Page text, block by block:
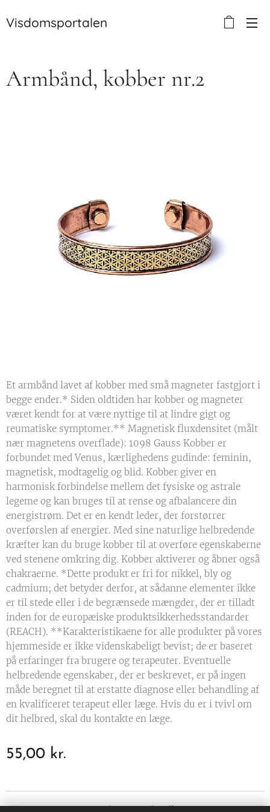
Visdomsportalen
Armbånd, kobber nr.2
Et armbånd lavet af kobber med små magneter fastgjort i
begge ender.* Siden oldtiden har kobber og magneter
været kendt for at være nyttige til at lindre gigt og
reumatiske symptomer.** Magnetisk fluxdensitet (målt
nær magnetens overflade): 1098 Gauss Kobber er
forbundet med Venus, kærlighedens gudinde: feminin,
magnetisk, modtagelig og blid. Kobber giver en
harmonisk forbindelse mellem det fysiske og astrale
legeme og kan bruges til at rense og afbalancere din
energistrøm. Det er en kendt leder, der forstørrer
overførslen af ​​energier. Med sine naturlige helbredende
kræfter kan du bruge kobber til at overføre egenskaberne
ved stenene omkring dig. Kobber aktiverer og åbner også
chakraerne. *Dette produkt er fri for nikkel, bly og
cadmium; det betyder derfor, at sådanne elementer ikke
er til stede eller i de begrænsede mængder, der er tilladt
inden for de europæiske produktsikkerhedsstandarder
(REACH). **Karakteristikaene for alle produkter på vores
hjemmeside er ikke videnskabeligt bevist; de er baseret
på erfaringer fra brugere og terapeuter. Eventuelle
helbredende egenskaber, der er beskrevet, er på ingen
måde beregnet til at erstatte diagnose eller behandling af
en kvalificeret terapeut eller læge. Hvis du er i tvivl om
dit helbred, skal du kontakte en læge.
55,00 kr.
Visdomsportalen.dk